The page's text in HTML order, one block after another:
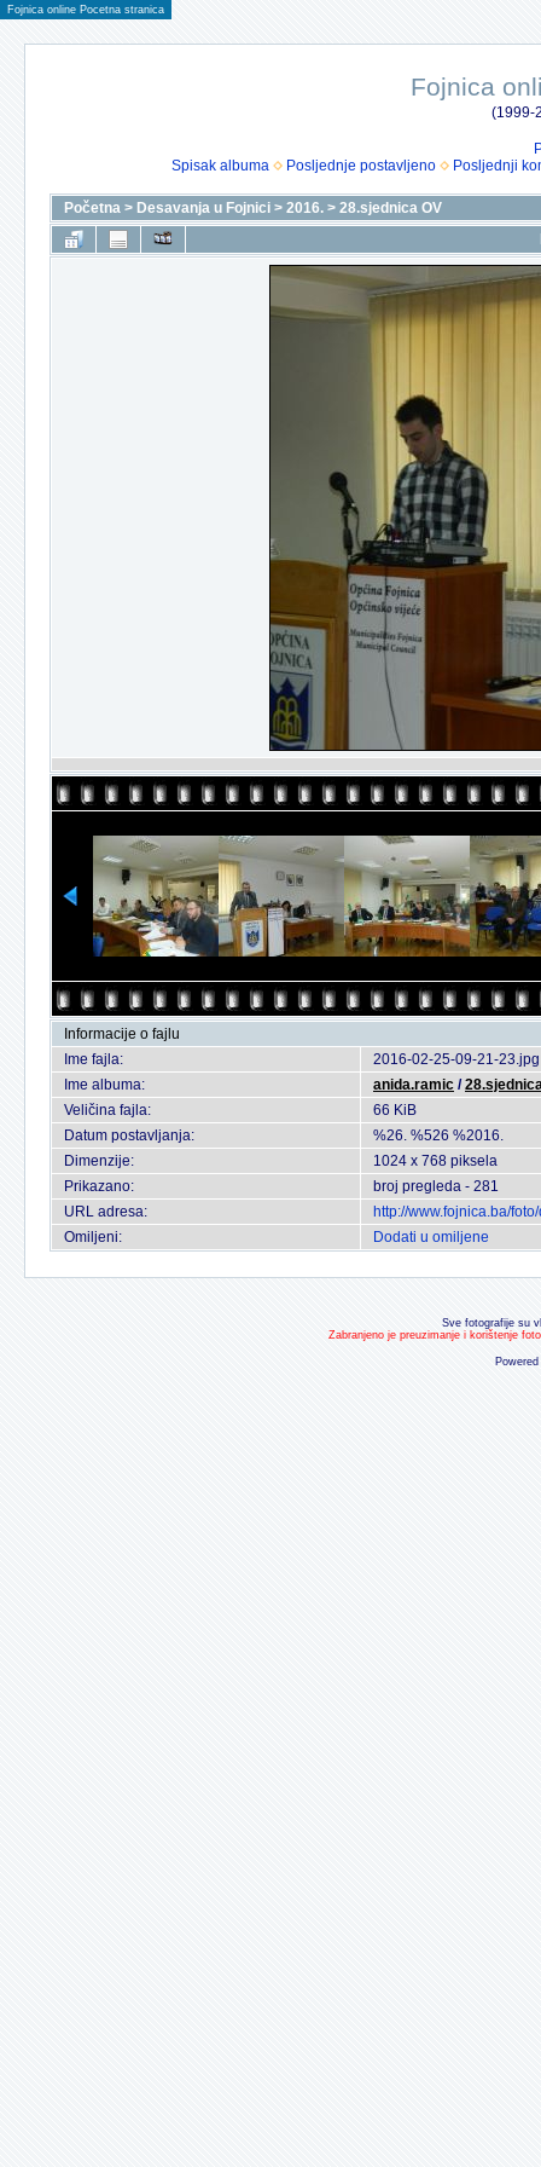
Fojnica online Pocetna stranica
Fojnica
(1999-
Spisak albuma
Posljednje postavljeno Posljednji
Početna > Desavanja u Fojnici > 2016. > 28.sjednica OV
Informacije o fajlu
Ime fajla:
2016-02-25-09-21-23.jpg
Ime albuma:
anida.ramic /
Veličina fajla:
66 KiB
Datum postavljanja:
%26. %526 %2016.
Dimenzije:
1024 x 768 piksela
Prikazano:
broj pregleda - 281
URL adresa:
http://www.fojnica.ba/
Omiljeni:
Dodati u omiljene
Sve fotografije su
Zabranjeno je preuzimanje i korištenje